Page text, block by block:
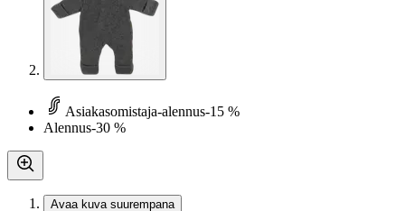
Asiakasomistaja-alennus-15 %
Alennus-30 %
Avaa kuva suurempana